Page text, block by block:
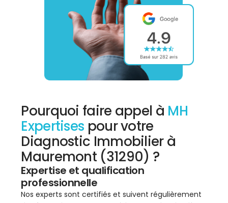
Pourquoi faire appel à MH
Expertises pour votre
Diagnostic Immobilier à
Mauremont (31290) ?
Expertise et qualification
professionnelle
Nos experts sont certifiés et suivent régulièrement